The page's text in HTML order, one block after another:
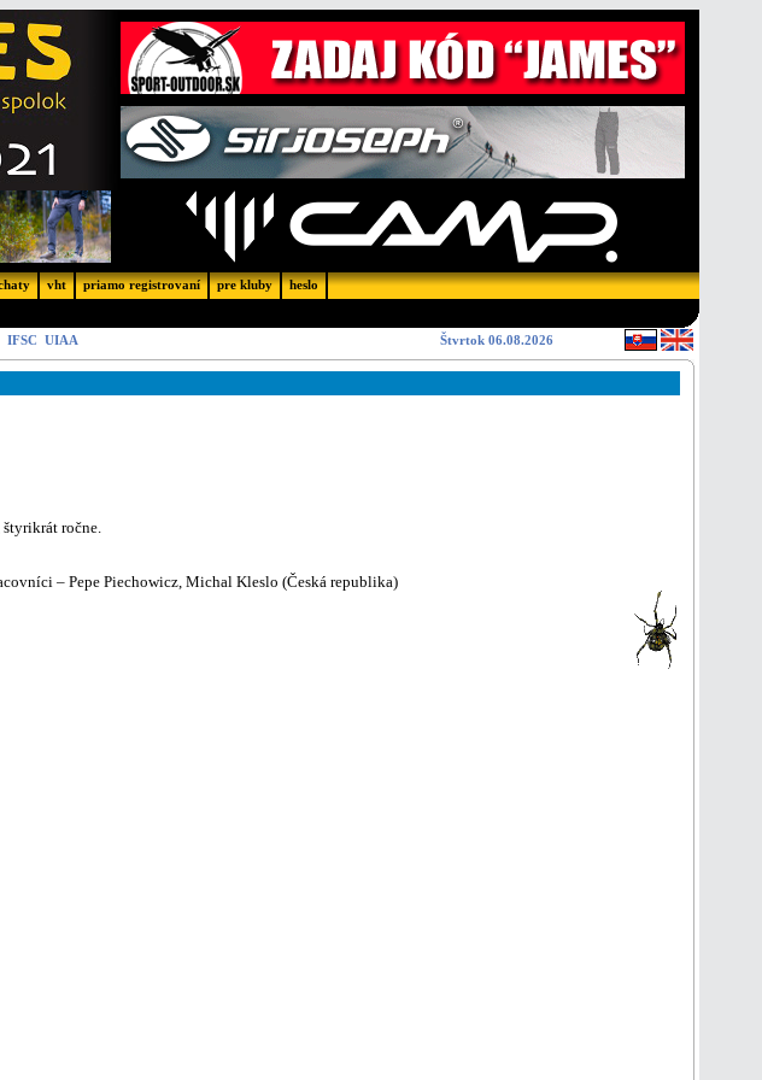
vht priamo registrovaní pre kluby heslo
IFSC UIAA Štvrtok 06.08.2026
ročne.
– Pepe Piechowicz, Michal Kleslo (Česká republika)